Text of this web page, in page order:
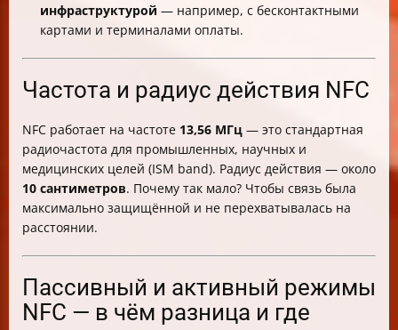
инфраструктурой — например, с бесконтактными
картами и терминалами оплаты.
Частота и радиус действия NFC
NFC работает на частоте 13,56 МГц — это стандартная
радиочастота для промышленных, научных и
медицинских целей (ISM band). Радиус действия — около
10 сантиметров. Почему так мало? Чтобы связь была
максимально защищённой и не перехватывалась на
расстоянии.
Пассивный и активный режимы
NFC — в чём разница и где